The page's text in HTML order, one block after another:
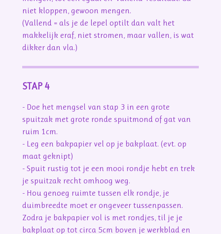
niet kloppen, gewoon mengen.
(Vallend = als je de lepel optilt dan valt het
makkelijk eraf, niet stromen, maar vallen, is wat
dikker dan vla.)
STAP 4
- Doe het mengsel van stap 3 in een grote
spuitzak met grote ronde spuitmond of gat van
ruim 1cm.
- Leg een bakpapier vel op je bakplaat. (evt. op
maat geknipt)
- Spuit rustig tot je een mooi rondje hebt en trek
je spuitzak recht omhoog weg.
- Hou genoeg ruimte tussen elk rondje, je
duimbreedte moet er ongeveer tussenpassen.
Zodra je bakpapier vol is met rondjes, til je je
bakplaat op tot circa 5cm boven je werkblad en